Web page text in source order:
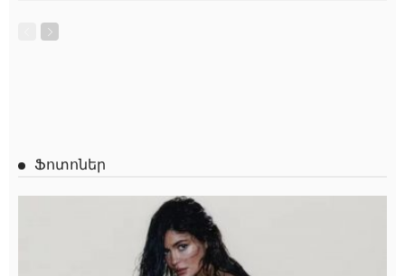
Ֆոտոներ